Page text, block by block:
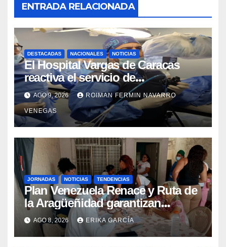
ENTRADA RELACIONADA
DESTACADAS NACIONALES NOTICIAS
El Hospital Vargas de Caracas
reactiva el servicio de
Colangiopancreatografía
Retrógrada Endoscópica para
beneficiar a cientos de pacientes
AGO 9, 2026 ROIMAN FERMIN NAVARRO
VENEGAS
JORNADAS NOTICIAS TENDENCIAS
Plan Venezuela Renace y Ruta de
la Aragüeñidad garantizan
atención médica integral en
Aragua
AGO 8, 2026 ERIKA GARCÍA